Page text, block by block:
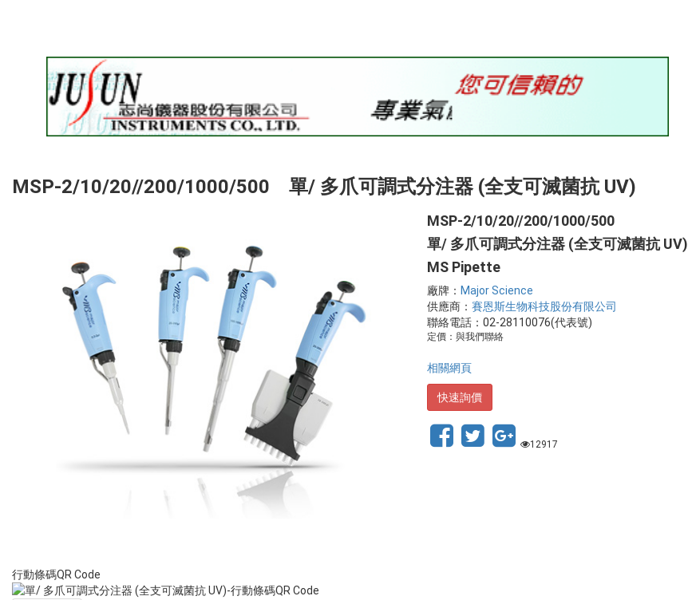
MSP-2/10/20//200/1000/500 單/ 多爪可調式分注器 (全支可滅菌抗 UV)
MSP-2/10/20//200/1000/500
單/ 多爪可調式分注器 (全支可滅菌抗 UV)
MS Pipette
廠牌： Major Science
供應商：賽恩斯生物科技股份有限公司
聯絡電話：02-28110076(代表號)
定價：與我們聯絡
相關網頁
快速詢價
12917
行動條碼QR Code